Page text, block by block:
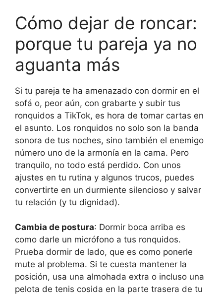
Cómo dejar de roncar:
porque tu pareja ya no
aguanta más
Si tu pareja te ha amenazado con dormir en el
sofá o, peor aún, con grabarte y subir tus
ronquidos a TikTok, es hora de tomar cartas en
el asunto. Los ronquidos no solo son la banda
sonora de tus noches, sino también el enemigo
número uno de la armonía en la cama. Pero
tranquilo, no todo está perdido. Con unos
ajustes en tu rutina y algunos trucos, puedes
convertirte en un durmiente silencioso y salvar
tu relación (y tu dignidad).
Cambia de postura: Dormir boca arriba es
como darle un micrófono a tus ronquidos.
Prueba dormir de lado, que es como ponerle
mute al problema. Si te cuesta mantener la
posición, usa una almohada extra o incluso una
pelota de tenis cosida en la parte trasera de tu